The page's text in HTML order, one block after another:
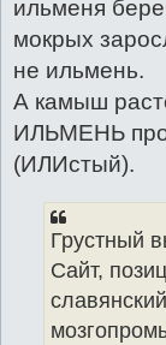
ильменя
мокрых
не ильмень.
А камыш
ИЛЬМЕНЬ
(ИЛИстый).
Грустный
Сайт,